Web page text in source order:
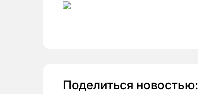
Поделиться новостью: